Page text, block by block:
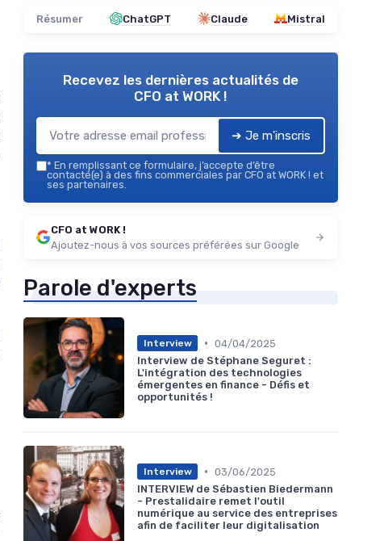
Résumer ChatGPT Claude Mistral
Recevez les dernières actualités de
CFO at WORK !
➔ Je m'inscris
* En remplissant ce formulaire, j’accepte d’être
contacté(e) à des fins commerciales par CFO at WORK ! et
ses partenaires.
CFO at WORK !
Ajoutez-nous à vos sources préférées sur Google
Parole d'experts
Interview • 04/04/2025
Interview de Stéphane Seguret :
L'intégration des technologies
émergentes en finance - Défis et
opportunités !
Interview • 03/06/2025
INTERVIEW de Sébastien Biedermann
- Prestalidaire remet l'outil
numérique au service des entreprises
afin de faciliter leur digitalisation